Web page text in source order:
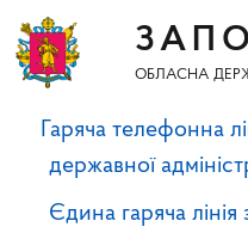
ОБЛАСНА
Гаряча телефонна
державної
Єдина гаряча лінія